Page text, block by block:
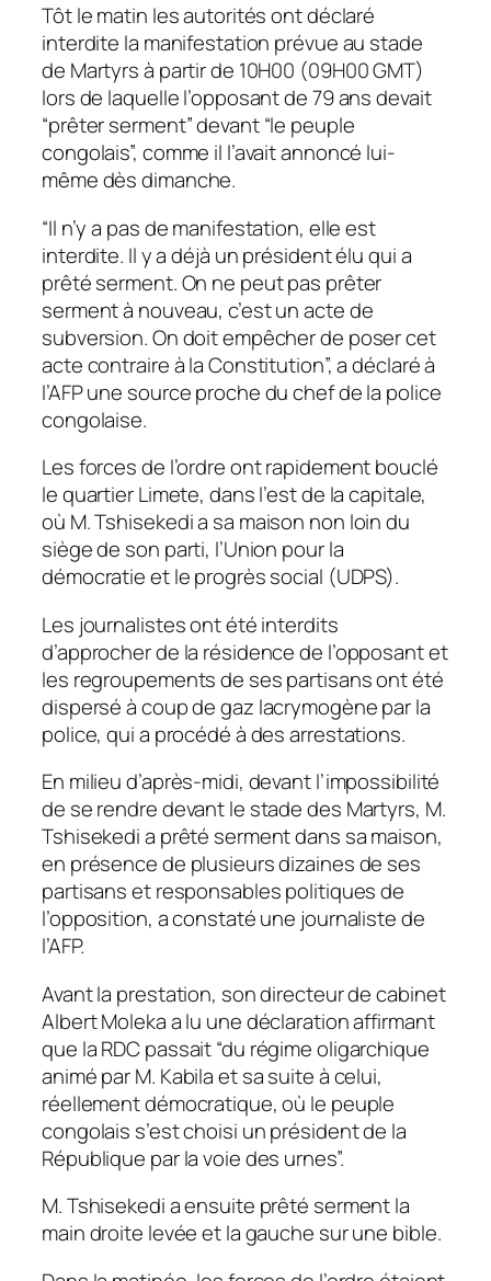
Tôt le matin les autorités ont déclaré
interdite la manifestation prévue au stade
de Martyrs à partir de 10H00 (09H00 GMT)
lors de laquelle l’opposant de 79 ans devait
“prêter serment” devant “le peuple
congolais”, comme il l’avait annoncé lui-
même dès dimanche.
“Il n’y a pas de manifestation, elle est
interdite. Il y a déjà un président élu qui a
prêté serment. On ne peut pas prêter
serment à nouveau, c’est un acte de
subversion. On doit empêcher de poser cet
acte contraire à la Constitution”, a déclaré à
l’AFP une source proche du chef de la police
congolaise.
Les forces de l’ordre ont rapidement bouclé
le quartier Limete, dans l’est de la capitale,
où M. Tshisekedi a sa maison non loin du
siège de son parti, l’Union pour la
démocratie et le progrès social (UDPS).
Les journalistes ont été interdits
d’approcher de la résidence de l’opposant et
les regroupements de ses partisans ont été
dispersé à coup de gaz lacrymogène par la
police, qui a procédé à des arrestations.
En milieu d’après-midi, devant l’impossibilité
de se rendre devant le stade des Martyrs, M.
Tshisekedi a prêté serment dans sa maison,
en présence de plusieurs dizaines de ses
partisans et responsables politiques de
l’opposition, a constaté une journaliste de
l’AFP.
Avant la prestation, son directeur de cabinet
Albert Moleka a lu une déclaration affirmant
que la RDC passait “du régime oligarchique
animé par M. Kabila et sa suite à celui,
réellement démocratique, où le peuple
congolais s’est choisi un président de la
République par la voie des urnes”.
M. Tshisekedi a ensuite prêté serment la
main droite levée et la gauche sur une bible.